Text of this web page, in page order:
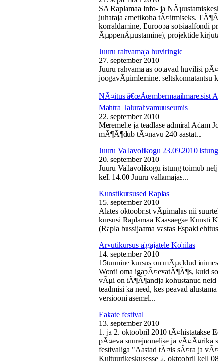
SA Raplamaa Info- ja
juhataja ametikoha tÃ¤itmiseks.
korraldamine, Euroopa sotsiaalfondi
ÃµppenÃµustamine), projektide
Juuru rahvamaja huviringid
27. september 2010
Juuru rahvamajas ootavad huvilisi
joogavÃµimlemine, seltskonnatantsu
NÃ¤itus â€œÃœmbermaailmareisist
Mahtra Talurahvamuuseumis
22. september 2010
Meremehe ja teadlase admiral Adam
mÃ¶Ã¶dub tÃ¤navu 240 aastat...
Juuru Vallavolikogu 23.09.2010 istung
20. september 2010
Juuru Vallavolikogu istung toimub
kell 14.00 Juuru vallamajas...
Kunstikursused Raplas
15. september 2010
Alates oktoobrist vÃµimalus nii
kursusi Raplamaa Kaasaegse Kunsti
(Rapla bussijaama vastas Espaki
Arvutikursus algajatele Kohilas
14. september 2010
15tunnine kursus on mÃµeldud
Wordi oma igapÃ¤evatÃ¶Ã¶s, kuid
vÃµi on tÃ¶Ã¶andja kohustanud neid
teadmisi ka need, kes peavad
versiooni asemel...
Eakate festival
13. september 2010
1. ja 2. oktoobril 2010 tÃ¤histatakse
pÃ¤eva suurejoonelise ja vÃ¤Ã¤rika
festivaliga "Aastad tÃ¤is sÃ¤ra ja
Kultuurikeskusesse 2. oktoobril kell